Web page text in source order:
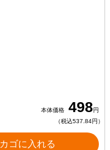
本体価格 498円
（税込537.84円）
カゴに入れる